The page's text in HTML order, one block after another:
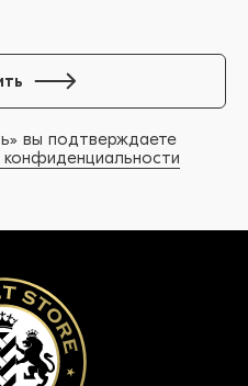
вы подтверждаете
конфиденциальности